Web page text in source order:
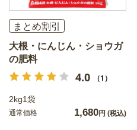
まとめ割引
大根・にんじん・ショウガ
の肥料
4.0 （1）
2kg1袋
通常価格 1,680円 (税込)